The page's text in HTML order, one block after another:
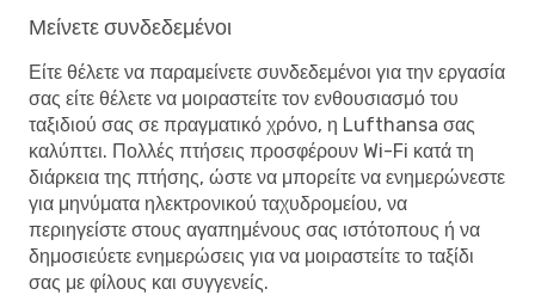
Μείνετε συνδεδεμένοι
Είτε θέλετε να παραμείνετε συνδεδεμένοι για την εργασία
σας είτε θέλετε να μοιραστείτε τον ενθουσιασμό του
ταξιδιού σας σε πραγματικό χρόνο, η Lufthansa σας
καλύπτει. Πολλές πτήσεις προσφέρουν Wi-Fi κατά τη
διάρκεια της πτήσης, ώστε να μπορείτε να ενημερώνεστε
για μηνύματα ηλεκτρονικού ταχυδρομείου, να
περιηγείστε στους αγαπημένους σας ιστότοπους ή να
δημοσιεύετε ενημερώσεις για να μοιραστείτε το ταξίδι
σας με φίλους και συγγενείς.